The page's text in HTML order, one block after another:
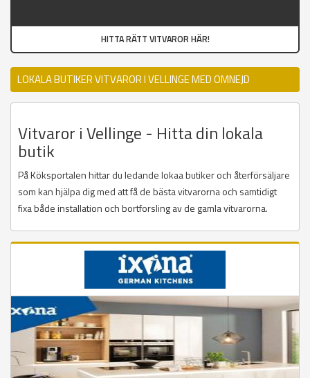
HITTA RÄTT VITVAROR HÄR!
LOKALA BUTIKER VITVAROR I VELLINGE MED OMNEJD
Vitvaror i Vellinge - Hitta din lokala
butik
På Köksportalen hittar du ledande lokaa butiker och återförsäljare
som kan hjälpa dig med att få de bästa vitvarorna och samtidigt
fixa både installation och bortforsling av de gamla vitvarorna.